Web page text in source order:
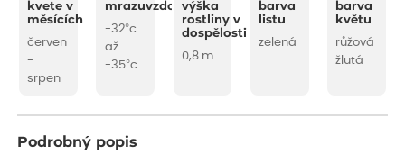
kvete v
měsících
červen
-
srpen
mrazuvzdornost
-32°c
až
-35°c
výška
rostliny v
dospělosti
0,8 m
barva
listu
zelená
barva
květu
růžová
žlutá
Podrobný popis